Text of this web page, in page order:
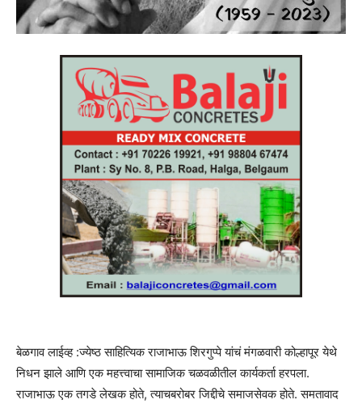
बेळगाव लाईव्ह :ज्येष्ठ साहित्यिक राजाभाऊ शिरगुप्पे यांचं मंगळवारी कोल्हापूर येथे
निधन झाले आणि एक महत्त्वाचा सामाजिक चळवळीतील कार्यकर्ता हरपला.
राजाभाऊ एक तगडे लेखक होते, त्याचबरोबर जिद्दीचे समाजसेवक होते. समतावाद